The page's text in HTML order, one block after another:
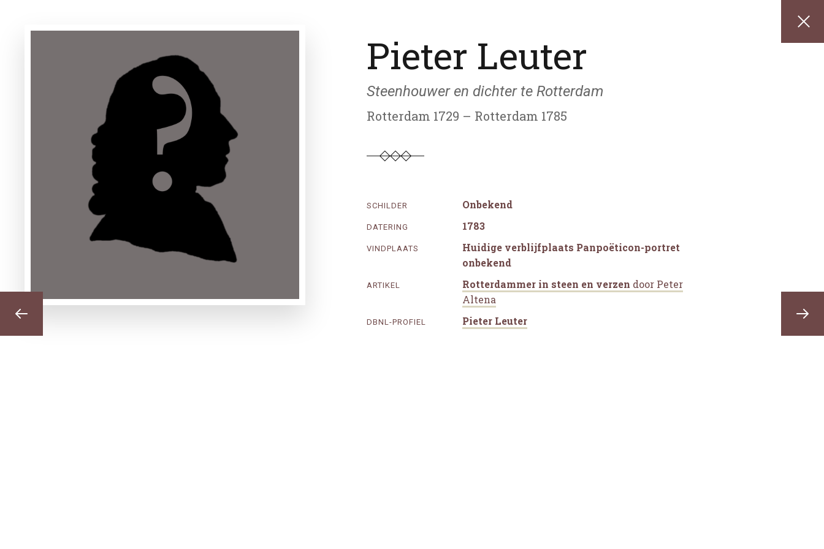
Pieter Leuter
Steenhouwer en dichter te Rotterdam
Rotterdam 1729 – Rotterdam 1785
SCHILDER Onbekend
DATERING 1783
VINDPLAATS
Huidige verblijfplaats Panpoëticon-portret
onbekend
ARTIKEL Rotterdammer in steen en verzen door Peter
Altena
DBNL-PROFIEL Pieter Leuter